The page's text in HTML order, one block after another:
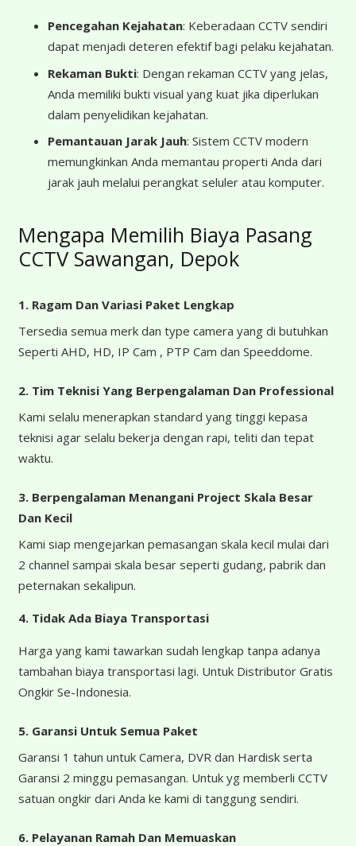
Pencegahan Kejahatan: Keberadaan CCTV sendiri
dapat menjadi deteren efektif bagi pelaku kejahatan.
Rekaman Bukti: Dengan rekaman CCTV yang jelas,
Anda memiliki bukti visual yang kuat jika diperlukan
dalam penyelidikan kejahatan.
Pemantauan Jarak Jauh: Sistem CCTV modern
memungkinkan Anda memantau properti Anda dari
jarak jauh melalui perangkat seluler atau komputer.
Mengapa Memilih Biaya Pasang
CCTV Sawangan, Depok
1. Ragam Dan Variasi Paket Lengkap
Tersedia semua merk dan type camera yang di butuhkan
Seperti AHD, HD, IP Cam , PTP Cam dan Speeddome.
2. Tim Teknisi Yang Berpengalaman Dan Professional
Kami selalu menerapkan standard yang tinggi kepasa
teknisi agar selalu bekerja dengan rapi, teliti dan tepat
waktu.
3. Berpengalaman Menangani Project Skala Besar
Dan Kecil
Kami siap mengejarkan pemasangan skala kecil mulai dari
2 channel sampai skala besar seperti gudang, pabrik dan
peternakan sekalipun.
4. Tidak Ada Biaya Transportasi
Harga yang kami tawarkan sudah lengkap tanpa adanya
tambahan biaya transportasi lagi. Untuk Distributor Gratis
Ongkir Se-Indonesia.
5. Garansi Untuk Semua Paket
Garansi 1 tahun untuk Camera, DVR dan Hardisk serta
Garansi 2 minggu pemasangan. Untuk yg memberli CCTV
satuan ongkir dari Anda ke kami di tanggung sendiri.
6. Pelayanan Ramah Dan Memuaskan